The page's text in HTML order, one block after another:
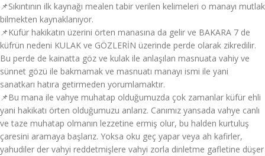
📌Sıkıntının ilk kaynağı mealen tabir verilen kelimeleri o manayı mutlak
bilmekten kaynaklanıyor.
📌Küfür hakikatın üzerini örten manasına da gelir ve BAKARA 7 de
küfrün nedeni KULAK ve GÖZLERİN üzerinde perde olarak zikredilir.
Bu perde de kainatta göz ve kulak ile anlaşılan masnuata vahiy ve
sünnet gözü ile bakmamak ve masnuatı manayı ismi ile yani
sanatkarı hatıra getirmeden yorumlamaktır.
📌Bu mana ile vahye muhatap olduğumuzda çok zamanlar küfür ehli
yani hakikatı örten olduğumuzu anlarız. Canımız yansada vahye canlı
ve taze muhatap olmanın lezzetine ermiş olur, bu halden kurtuluş
çaresini aramaya başlarız. Yoksa oku geç yapar veya ah kafirler,
yahudiler der vahyi reddetmişlere vahyi zorla dinletme gafletine düşer